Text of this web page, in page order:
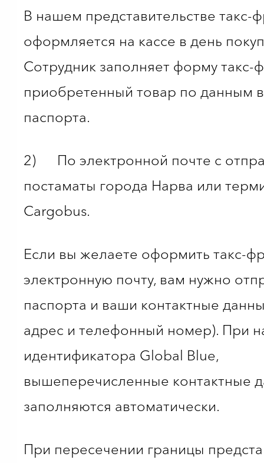
В нашем представительстве такс-
оформляется на кассе в день
Сотрудник заполняет форму такс-
приобретенный товар по данным
паспорта.
2) По электронной почте с
постаматы города Нарва или
Cargobus.
Если вы желаете оформить такс-
электронную почту, вам нужно
паспорта и ваши контактные
адрес и телефонный номер). При
идентификатора Global Blue,
вышеперечисленные контактные
заполняются автоматически.
При пересечении границы